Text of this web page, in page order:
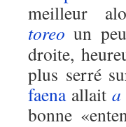
meilleur
toreo un
droite,
plus serré
faenaallait a
bonne